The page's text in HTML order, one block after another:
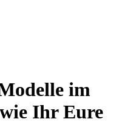
im
Ihr Eure